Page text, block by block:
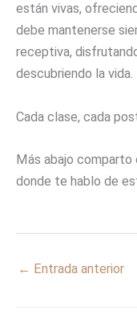
están vivas,
debe mantenerse
receptiva,
descubriendo la vida.
Cada clase, cada
Más abajo
donde te hablo de
← Entrada anterior